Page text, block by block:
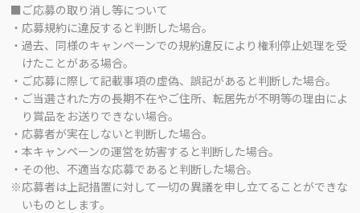
■ご応募の取り消し等について
・応募規約に違反すると判断した場合。
・過去、同様のキャンペーンでの規約違反により権利停止処理を受
けたことがある場合。
・ご応募に際して記載事項の虚偽、誤記があると判断した場合。
・ご当選された方の長期不在やご住所、転居先が不明等の理由によ
り賞品をお送りできない場合。
・応募者が実在しないと判断した場合。
・本キャンペーンの運営を妨害すると判断した場合。
・その他、不適当な応募であると判断した場合。
※応募者は上記措置に対して一切の異議を申し立てることができな
いものとします。